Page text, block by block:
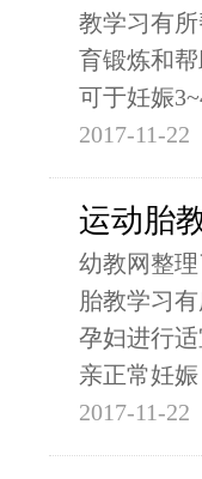
教学习有
育锻炼和
可于妊娠
2017-11-22
运动胎
幼教网整
胎教学习
孕妇进行
亲正常妊娠
2017-11-22